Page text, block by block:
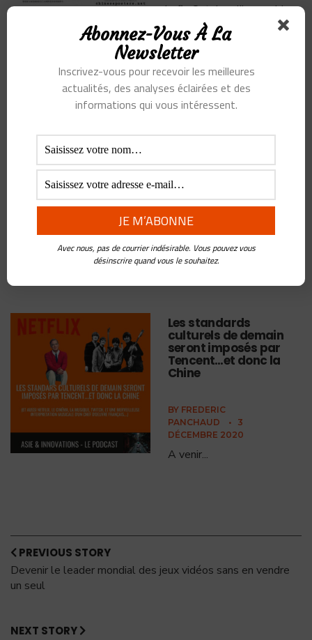
la fin Octobre, l’incroyable
société ByteDance
Comment TikTok
façonne les
BYFREDERIC
PANCHAUD
2021
ByteDance est une société
peu connue, au mieux sait
on que c’est la société propriétaire du réseau social
phénomène TikTok Et pourtant, elle concurrence très
Les standards
culturels de demain
seront imposés par
Tencent…et donc la
Chine
BY FREDERIC
PANCHAUD
•
3
DÉCEMBRE 2020
A venir...
PREVIOUS STORY
Devenir le leader mondial des jeux vidéos sans en vendre
un seul
NEXT STORY
Abonnez-Vous À La
Newsletter
Inscrivez-vous pour recevoir les meilleures
actualités, des analyses éclairées et des
informations qui vous intéressent.
Avec nous, pas de courrier indésirable. Vous pouvez vous
désinscrire quand vous le souhaitez.